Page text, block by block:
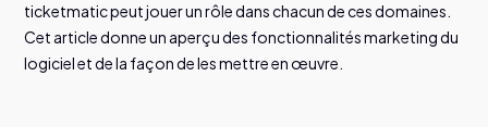
ticketmatic peut jouer un rôle dans chacun de ces domaines.
Cet article donne un aperçu des fonctionnalités marketing du
logiciel et de la façon de les mettre en œuvre.